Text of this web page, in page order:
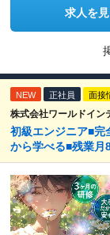
求人を
NEW 正社員 面接
株式会社ワールドイン
初級エンジニア■完
から学べる■残業